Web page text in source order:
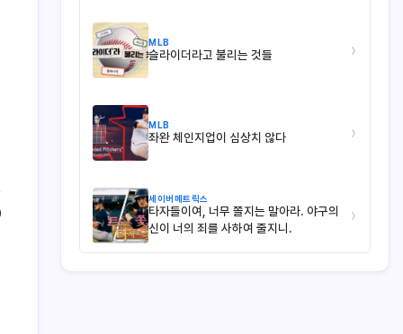
MLB
슬라이더라고 불리는 것들 ›
MLB
좌완 체인지업이 심상치 않다 ›
세이버메트릭스
타자들이여, 너무 쫄지는 말아라. 야구의
신이 너의 죄를 사하여 줄지니.
›